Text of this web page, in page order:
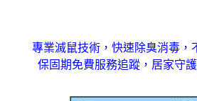
專業滅鼠技術，快速除臭消毒，
保固期免費服務追蹤，居家守